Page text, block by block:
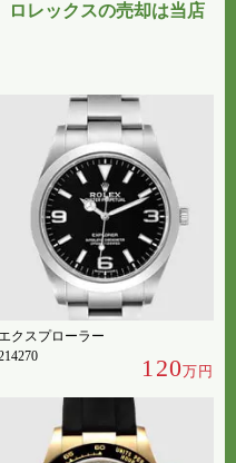
ロレックスの売却は当店
クスプローラー
120万円